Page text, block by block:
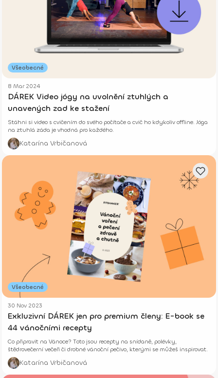
Všeobecné
8 Mar 2024
DÁREK Video jógy na uvolnění ztuhlých a
unavených zad ke stažení
Stáhni si video s cvičením do svého počítače a cvič ho kdykoliv offline. Jóga
na ztuhlá záda je vhodná pro každého.
Katarína Vrbičanová
Všeobecné
30 Nov 2023
Exkluzivní DÁREK jen pro premium členy: E-book se
44 vánočními recepty
Co připravit na Vánoce? Toto jsou recepty na snídaně, polévky,
štědrovečerní večeři či drobné vánoční pečivo, kterými se můžeš inspirovat.
Katarína Vrbičanová